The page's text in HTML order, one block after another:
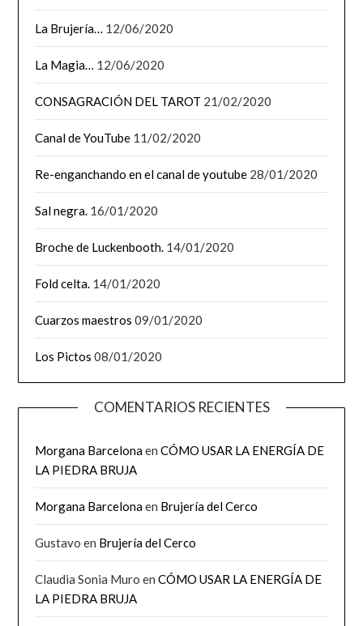
La Brujería… 12/06/2020
La Magia… 12/06/2020
CONSAGRACIÓN DEL TAROT 21/02/2020
Canal de YouTube 11/02/2020
Re-enganchando en el canal de youtube 28/01/2020
Sal negra. 16/01/2020
Broche de Luckenbooth. 14/01/2020
Fold celta. 14/01/2020
Cuarzos maestros 09/01/2020
Los Pictos 08/01/2020
COMENTARIOS RECIENTES
Morgana BarcelonaenCÓMO USAR LA ENERGÍA DE
LA PIEDRA BRUJA
Morgana Barcelonaen Brujería del Cerco
Gustavo en Brujería del Cerco
Claudia Sonia Muro enCÓMO USAR LA ENERGÍA DE
LA PIEDRA BRUJA